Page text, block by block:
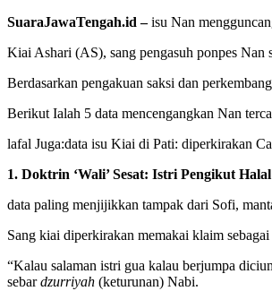
SuaraJawaTengah.id –isu Nan
Kiai Ashari (AS), sang pengasuh ponpes Nan
Berdasarkan pengakuan saksi dan
Berikut Ialah 5 data mencengangkan Nan
lafal Juga:data isu Kiai di Pati: diperkirakan
1. Doktrin ‘Wali’ Sesat: Istri Pengikut
data paling menjijikkan tampak dari Sofi,
Sang kiai diperkirakan memakai klaim
“Kalau salaman istri gua kalau berjumpa
sebardzurriyah (keturunan) Nabi.